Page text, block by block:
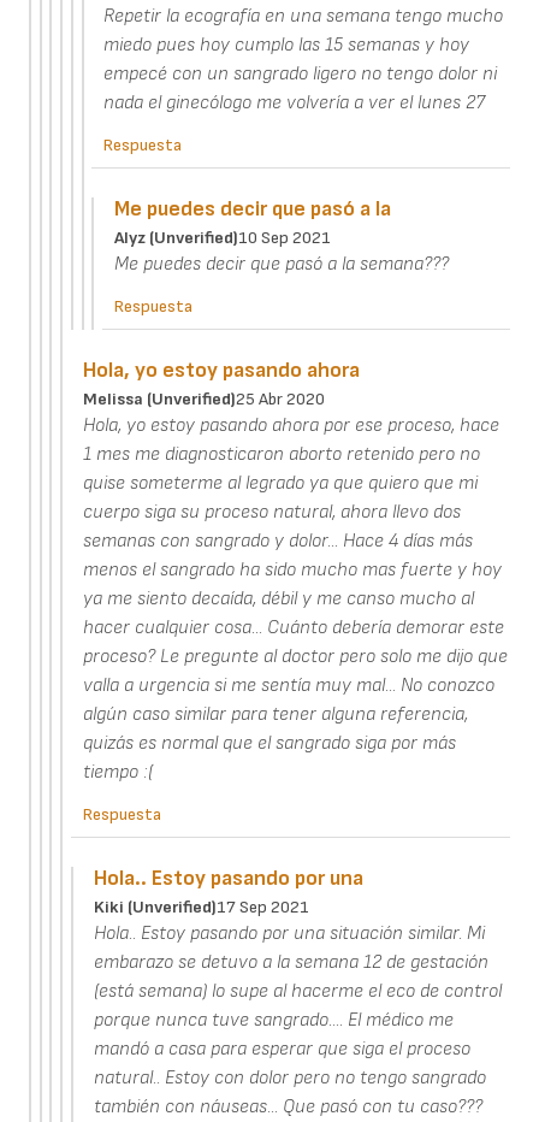
Repetir la ecografía en una semana tengo mucho
miedo pues hoy cumplo las 15 semanas y hoy
empecé con un sangrado ligero no tengo dolor ni
nada el ginecólogo me volvería a ver el lunes 27
Respuesta
Me puedes decir que pasó a la
Alyz (unverified)10 Sep 2021
Me puedes decir que pasó a la semana???
Respuesta
Hola, yo estoy pasando ahora
Melissa (unverified)25 Abr 2020
Hola, yo estoy pasando ahora por ese proceso, hace
1 mes me diagnosticaron aborto retenido pero no
quise someterme al legrado ya que quiero que mi
cuerpo siga su proceso natural, ahora llevo dos
semanas con sangrado y dolor... Hace 4 días más
menos el sangrado ha sido mucho mas fuerte y hoy
ya me siento decaída, débil y me canso mucho al
hacer cualquier cosa... Cuánto debería demorar este
proceso? Le pregunte al doctor pero solo me dijo que
valla a urgencia si me sentía muy mal... No conozco
algún caso similar para tener alguna referencia,
quizás es normal que el sangrado siga por más
tiempo :(
Respuesta
Hola.. Estoy pasando por una
Kiki (unverified)17 Sep 2021
Hola.. Estoy pasando por una situación similar. Mi
embarazo se detuvo a la semana 12 de gestación
(está semana) lo supe al hacerme el eco de control
porque nunca tuve sangrado.... El médico me
mandó a casa para esperar que siga el proceso
natural.. Estoy con dolor pero no tengo sangrado
también con náuseas... Que pasó con tu caso???